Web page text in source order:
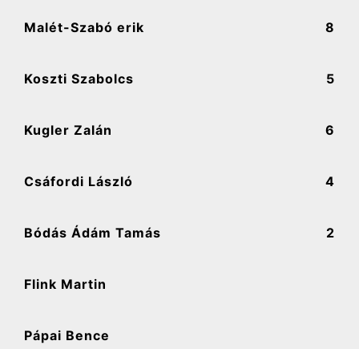
Malét-Szabó erik 8
Koszti Szabolcs 5
Kugler Zalán 6
Csáfordi László 4
Bódás Ádám Tamás 2
Flink Martin
Pápai Bence